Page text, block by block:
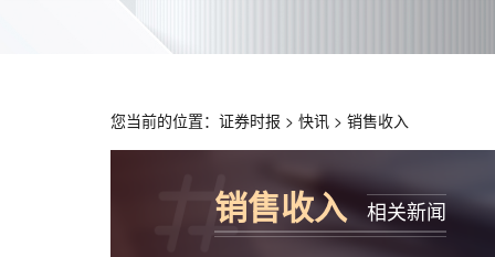
您当前的位置： 证券时报 > 快讯 > 销售收入
销售收入 相关新闻